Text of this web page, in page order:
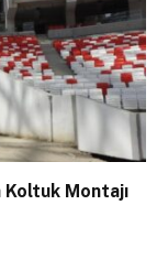
Koltuk Montajı